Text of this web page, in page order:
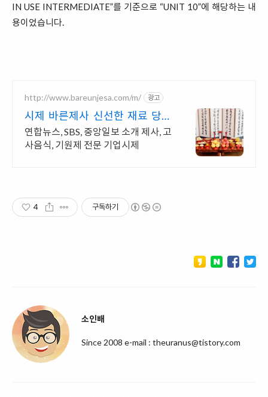
IN USE INTERMEDIATE”를 기준으로 “UNIT 10”에 해당하는 내
용이었습니다.
http://www.bareunjesa.com/m/ 광고
시제 바른제사 신선한 재료 당일
조리/배송
연합뉴스, SBS, 중앙일보 소개 제사, 고
사음식, 기원제 전문 기업시제
4 구독하기
소인배
Since 2008 e-mail : theuranus@tistory.com